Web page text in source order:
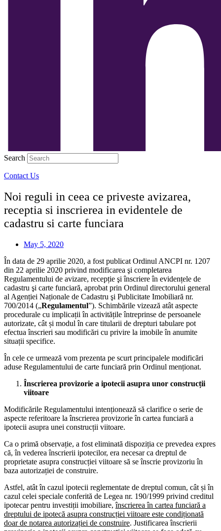
Search
Contact Us
Noi reguli in ceea ce priveste avizarea,
receptia si inscrierea in evidentele de
cadastru si carte funciara
May 5, 2020
În data de 29 aprilie 2020, a fost publicat Ordinul ANCPI nr. 1207
din 22 aprilie 2020 privind modificarea şi completarea
Regulamentului de avizare, recepție şi înscriere în evidențele de
cadastru şi carte funciară, aprobat prin Ordinul directorului general
al Agenției Naționale de Cadastru şi Publicitate Imobiliară nr.
700/2014 („Regulamentul”). Schimbările vizează atât aspecte
procedurale cu implicații în activitățile întreprinse de persoanele
autorizate, cât și modul în care titularii de drepturi tabulare pot
efectua înscrieri sau modificări cu privire la imobile în anumite
situații specifice.
În cele ce urmează vom prezenta pe scurt principalele modificări
aduse Regulamentului de carte funciară prin Ordinul menționat.
Înscrierea provizorie a ipotecii asupra unor construcții
viitoare
Modificările Regulamentului intenționează să clarifice o serie de
aspecte referitoare la înscrierea provizorie în cartea funciară a
ipotecii asupra unei construcții viitoare.
Ca o primă observație, a fost eliminată dispoziția ce prevedea expres
că, în vederea înscrierii ipotecilor, era necesar ca dreptul de
proprietate asupra construcției viitoare să se înscrie provizoriu în
baza autorizației de construire.
Astfel, atât în cazul ipotecii reglementate de dreptul comun, cât și în
cazul celei speciale conferită de Legea nr. 190/1999 privind creditul
ipotecar pentru investiții imobiliare,înscrierea în cartea funciară a
dreptului de ipotecă asupra construcției viitoare este condiționată
doar de notarea autorizației de construire. Justificarea înscrierii